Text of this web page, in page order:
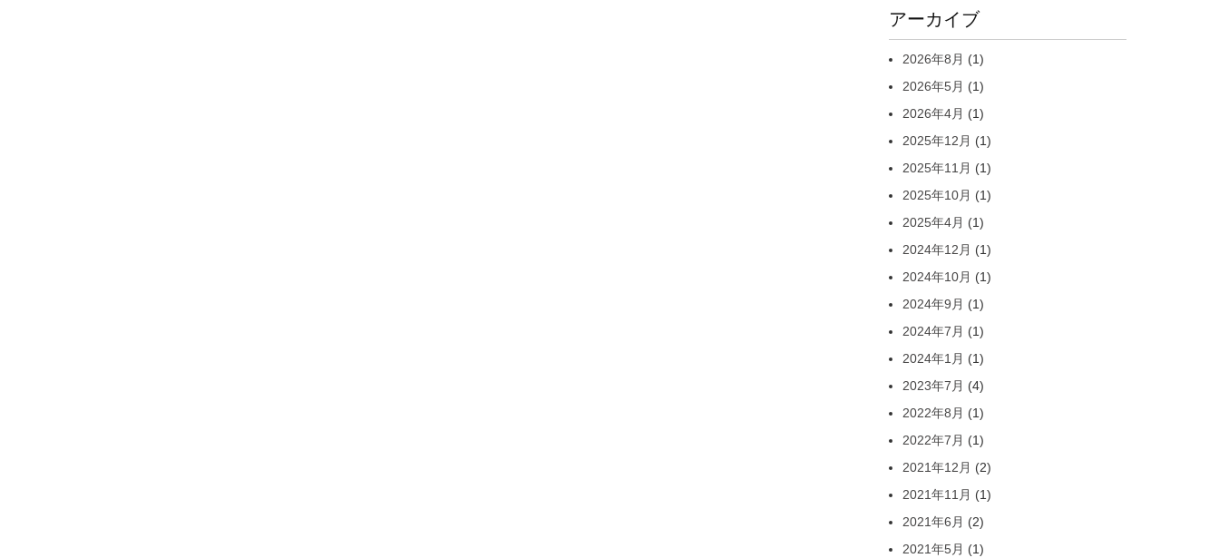
アーカイブ
2026年8月 (1)
2026年5月 (1)
2026年4月 (1)
2025年12月 (1)
2025年11月 (1)
2025年10月 (1)
2025年4月 (1)
2024年12月 (1)
2024年10月 (1)
2024年9月 (1)
2024年7月 (1)
2024年1月 (1)
2023年7月 (4)
2022年8月 (1)
2022年7月 (1)
2021年12月 (2)
2021年11月 (1)
2021年6月 (2)
2021年5月 (1)